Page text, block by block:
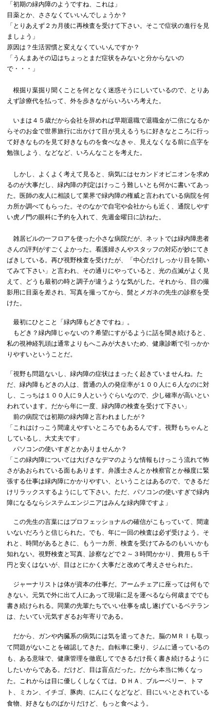
「初期の緑内障のようですね、これは」
目薬とか、ささなくていいんでしょうか？
「とりあえず２カ月後に再検査を受けて下さい。そこで症状の進行を見
ましょう」
原因は？生活習慣と変えなくていいんですか？
「うんまあその辺はちょっとまだ症状をみないと分からないの
で・・・」
根掘り葉掘り聞くことを何となく迷惑そうにしいているので、とりあ
えず診療代を払って、外を歩きながらいろいろ考えた。
いまは４５歳だから会社を辞めれば早期退職で退職金が二倍になるか
らそのお金で世界旅行に出かけて目が見えるうちに好きなところに行っ
て好きなものを見て好きなものを食べなきゃ、見えなくなる前に点字を
勉強しよう、などなど、いろんなことを考えた。
しかし、よくよく考えて見ると、病気にはセカンドオピニオンを求め
るのが大事だし、緑内障の判定はけっこう難しいとも何かに書いてあっ
た。医師の友人に相談して業界で緑内障の権威と言われている病院を何
カ所か調べてもらった。そのなかで自宅や会社からも近く、通院しやす
い虎ノ門の眼科に予約を入れて、先週金曜日に訪ねた。
雑居ビルの一フロアを使った小さな病院だが、ネットでは緑内障患者
さんの評判がすごくよかった。看護婦さんやスタッフの対応が妙にてき
ぱきしている。再び視野検査を受けたが、「中心だけしっかり目を開い
てみて下さい」と言われ、その通りにやっていると、光の点滅がよく見
えて、どうも最初の時と調子が違うような気がした。それから、目の撮
影用に目薬を差され、写真を撮ってから、髭とメガネの先生の診察を受
けた。
最初にひとこと「緑内障もどきですね」。
もどき？緑内障じゃないの？希望にすがるように話を聞き続けると、
私の視神経乳頭は通常よりもへこみが大きいため、健康診断で引っかか
りやすいということだ。
「視野も問題ないし、緑内障の症状はまったく起きていませんね。た
だ、緑内障もどきの人は、普通の人の発症率が１００人に６人なのに対
し、こっちは１００人に９人というぐらいなので、少し確率が高いとい
われています。だから年に一度、緑内障の検査を受けて下さい」
前の病院では初期の緑内障と言われましたが？
「これはけっこう間違えやすいところでもあるんです。視野もちゃんと
しているし、大丈夫です」
パソコンの使いすぎとかありませんか？
「この緑内障については大げさなデマのような情報もけっこう流れて怖
さがあおられている面もあります。弁護士さんとか検察官とか極度に緊
張する仕事は緑内障にかかりやすい、ということはあるので、できるだ
けリラックスするようにして下さい。ただ、パソコンの使いすぎで緑内
障になるならシステムエンジニアはみんな緑内障ですよ」
この先生の言葉にはプロフェッショナルの確信がこもっていて、間違
いないだろうと信じられた。でも、年に一回の検査は必ず受けよう。そ
れと、時間があるときに、もう一カ所、検査を受けてみるのもいいかも
知れない。視野検査と写真、診察などで２～３時間かかり、費用も５千
円と安くはないが、目はとにかく大事だと改めて考えさせられた。
ジャーナリストは体が資本の仕事だ。アームチェアに座っては何もで
きない。元気で外に出て人にあって現場に足を運べるなら何歳まででも
書き続けられる。同業の先輩たちでいい仕事を成し遂げているベテラン
は、たいてい元気すぎるお年寄りである。
だから、ガンや内臓系の病気には気を遣ってきた。脳のＭＲＩも取っ
て問題がないことを確認してきた。自転車に乗り、ジムに通っているの
も、ある意味で、健康管理を徹底してできるだけ長く書き続けるように
したいからである。だけど、目は盲点だった。だから本当に怖くなっ
た。これからは目に優しくしなくては。ＤＨＡ、ブルーベリー、トマ
ト、ミカン、イチゴ、豚肉、にんにくなどなど、目にいいとされている
食物、好きなものばかりだけど、もっと食べよう。